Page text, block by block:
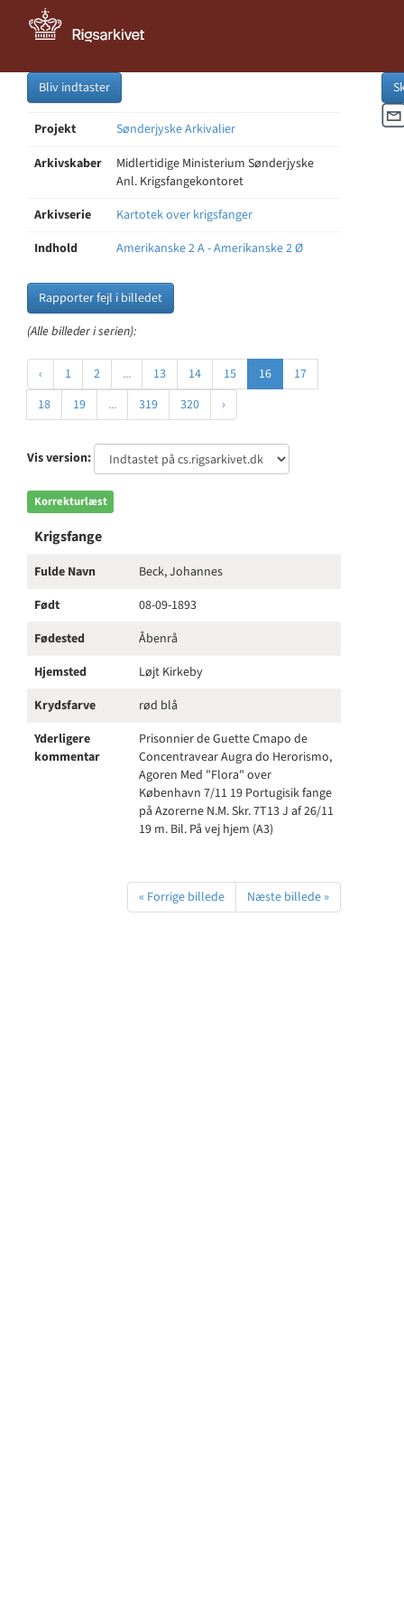
Bliv indtaster
Projekt
Sønderjyske Arkivalier
Arkivskaber
Midlertidige Ministerium Sønderjyske
Anl. Krigsfangekontoret
Arkivserie
Kartotek over krigsfanger
Indhold
Amerikanske 2 A - Amerikanske 2 Ø
Rapporter fejl i billedet
(Alle billeder i serien):
‹ 1 2 ... 13 14 15 16
17
18
19 ... 319 320 ›
Vis version:
Korrekturlæst
Krigsfange
Fulde Navn
Beck, Johannes
Født
08-09-1893
Fødested
Åbenrå
Hjemsted
Løjt Kirkeby
Krydsfarve
rød blå
Yderligere
kommentar
Prisonnier de Guette Cmapo de
Concentravear Augra do Herorismo,
Agoren Med "Flora" over
København 7/11 19 Portugisik fange
på Azorerne N.M. Skr. 7T13 J af 26/11
19 m. Bil. På vej hjem (A3)
« Forrige billede Næste billede »